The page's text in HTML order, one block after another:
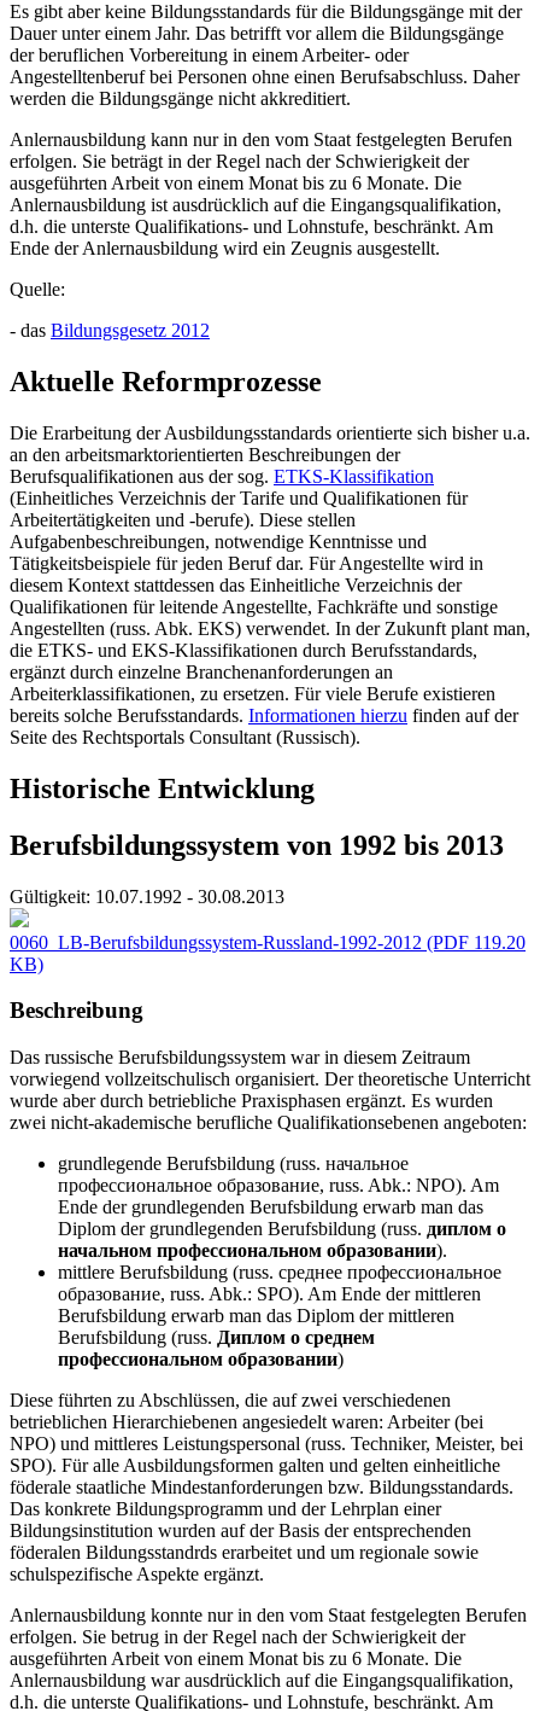
Es gibt aber keine Bildungsstandards für die Bildungsgänge mit der
Dauer unter einem Jahr. Das betrifft vor allem die Bildungsgänge
der beruflichen Vorbereitung in einem Arbeiter- oder
Angestelltenberuf bei Personen ohne einen Berufsabschluss. Daher
werden die Bildungsgänge nicht akkreditiert.
Anlernausbildung kann nur in den vom Staat festgelegten Berufen
erfolgen. Sie beträgt in der Regel nach der Schwierigkeit der
ausgeführten Arbeit von einem Monat bis zu 6 Monate. Die
Anlernausbildung ist ausdrücklich auf die Eingangsqualifikation,
d.h. die unterste Qualifikations- und Lohnstufe, beschränkt. Am
Ende der Anlernausbildung wird ein Zeugnis ausgestellt.
Quelle:
- das Bildungsgesetz 2012
Aktuelle Reformprozesse
Die Erarbeitung der Ausbildungsstandards orientierte sich bisher u.a.
an den arbeitsmarktorientierten Beschreibungen der
Berufsqualifikationen aus der sog. ETKS-Klassifikation
(Einheitliches Verzeichnis der Tarife und Qualifikationen für
Arbeitertätigkeiten und -berufe). Diese stellen
Aufgabenbeschreibungen, notwendige Kenntnisse und
Tätigkeitsbeispiele für jeden Beruf dar. Für Angestellte wird in
diesem Kontext stattdessen das Einheitliche Verzeichnis der
Qualifikationen für leitende Angestellte, Fachkräfte und sonstige
Angestellten (russ. Abk. EKS) verwendet. In der Zukunft plant man,
die ETKS- und EKS-Klassifikationen durch Berufsstandards,
ergänzt durch einzelne Branchenanforderungen an
Arbeiterklassifikationen, zu ersetzen. Für viele Berufe existieren
bereits solche Berufsstandards. Informationen hierzu finden auf der
Seite des Rechtsportals Consultant (Russisch).
Historische Entwicklung
Berufsbildungssystem von 1992 bis 2013
Gültigkeit: 10.07.1992 - 30.08.2013
0060_LB-Berufsbildungssystem-Russland-1992-2012 (PDF 119.20
KB)
Beschreibung
Das russische Berufsbildungssystem war in diesem Zeitraum
vorwiegend vollzeitschulisch organisiert. Der theoretische Unterricht
wurde aber durch betriebliche Praxisphasen ergänzt. Es wurden
zwei nicht-akademische berufliche Qualifikationsebenen angeboten:
grundlegende Berufsbildung (russ. начальное
профессиональное образование, russ. Abk.: NPO). Am
Ende der grundlegenden Berufsbildung erwarb man das
Diplom der grundlegenden Berufsbildung (russ. диплом о
начальном профессиональном образовании).
mittlere Berufsbildung (russ. среднее профессиональное
образование, russ. Abk.: SPO). Am Ende der mittleren
Berufsbildung erwarb man das Diplom der mittleren
Berufsbildung (russ. Диплом о среднем
профессиональном образовании)
Diese führten zu Abschlüssen, die auf zwei verschiedenen
betrieblichen Hierarchiebenen angesiedelt waren: Arbeiter (bei
NPO) und mittleres Leistungspersonal (russ. Techniker, Meister, bei
SPO). Für alle Ausbildungsformen galten und gelten einheitliche
föderale staatliche Mindestanforderungen bzw. Bildungsstandards.
Das konkrete Bildungsprogramm und der Lehrplan einer
Bildungsinstitution wurden auf der Basis der entsprechenden
föderalen Bildungsstandrds erarbeitet und um regionale sowie
schulspezifische Aspekte ergänzt.
Anlernausbildung konnte nur in den vom Staat festgelegten Berufen
erfolgen. Sie betrug in der Regel nach der Schwierigkeit der
ausgeführten Arbeit von einem Monat bis zu 6 Monate. Die
Anlernausbildung war ausdrücklich auf die Eingangsqualifikation,
d.h. die unterste Qualifikations- und Lohnstufe, beschränkt. Am